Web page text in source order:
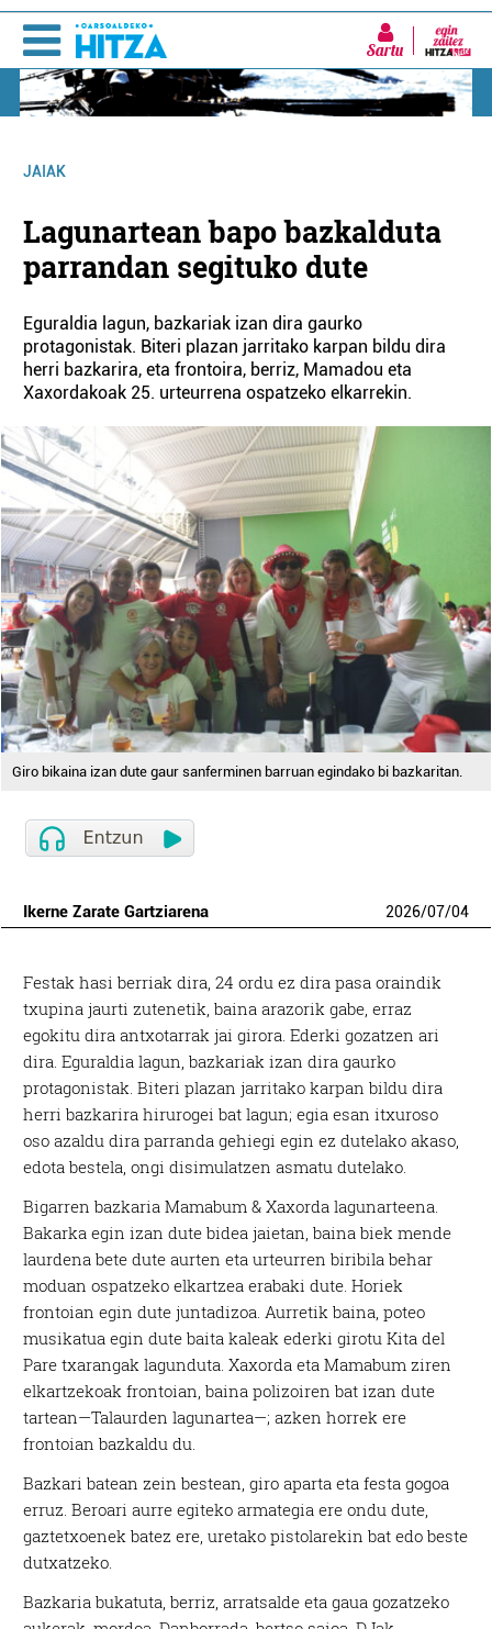
Sartu
JAIAK
Lagunartean bapo bazkalduta
parrandan segituko dute
Eguraldia lagun, bazkariak izan dira gaurko
protagonistak. Biteri plazan jarritako karpan bildu dira
herri bazkarira, eta frontoira, berriz, Mamadou eta
Xaxordakoak 25. urteurrena ospatzeko elkarrekin.
Giro bikaina izan dute gaur sanferminen barruan egindako bi bazkaritan.
Ikerne Zarate Gartziarena 2026/07/04
Festak hasi berriak dira, 24 ordu ez dira pasa oraindik
txupina jaurti zutenetik, baina arazorik gabe, erraz
egokitu dira antxotarrak jai girora. Ederki gozatzen ari
dira. Eguraldia lagun, bazkariak izan dira gaurko
protagonistak. Biteri plazan jarritako karpan bildu dira
herri bazkarira hirurogei bat lagun; egia esan itxuroso
oso azaldu dira parranda gehiegi egin ez dutelako akaso,
edota bestela, ongi disimulatzen asmatu dutelako.
Bigarren bazkaria Mamabum & Xaxorda lagunarteena.
Bakarka egin izan dute bidea jaietan, baina biek mende
laurdena bete dute aurten eta urteurren biribila behar
moduan ospatzeko elkartzea erabaki dute. Horiek
frontoian egin dute juntadizoa. Aurretik baina, poteo
musikatua egin dute baita kaleak ederki girotu Kita del
Pare txarangak lagunduta. Xaxorda eta Mamabum ziren
elkartzekoak frontoian, baina polizoiren bat izan dute
tartean—Talaurden lagunartea—; azken horrek ere
frontoian bazkaldu du.
Bazkari batean zein bestean, giro aparta eta festa gogoa
erruz. Beroari aurre egiteko armategia ere ondu dute,
gaztetxoenek batez ere, uretako pistolarekin bat edo beste
dutxatzeko.
Bazkaria bukatuta, berriz, arratsalde eta gaua gozatzeko